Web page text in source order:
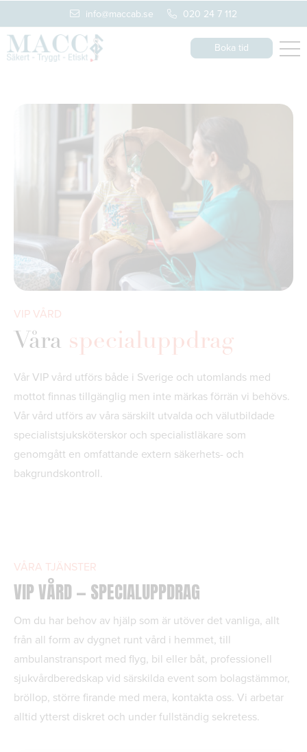
info@maccab.se 020 24 7 112
Boka tid
VIP VÅRD
Våra specialuppdrag
Vår VIP vård utförs både i Sverige och utomlands med
mottot finnas tillgänglig men inte märkas förrän vi behövs.
Vår vård utförs av våra särskilt utvalda och välutbildade
specialistsjuksköterskor och specialistläkare som
genomgått en omfattande extern säkerhets- och
bakgrundskontroll.
VÅRA TJÄNSTER
VIP VÅRD — SPECIALUPPDRAG
Om du har behov av hjälp som är utöver det vanliga, allt
från all form av dygnet runt vård i hemmet, till
ambulanstransport med flyg, bil eller båt, professionell
sjukvårdberedskap vid särskilda event som bolagstämmor,
bröllop, större firande med mera, kontakta oss. Vi arbetar
alltid ytterst diskret och under fullständig sekretess.